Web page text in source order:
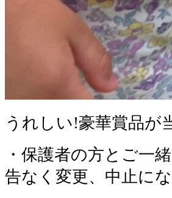
うれしい!豪華賞品が
・保護者の方とご一
告なく変更、中止に